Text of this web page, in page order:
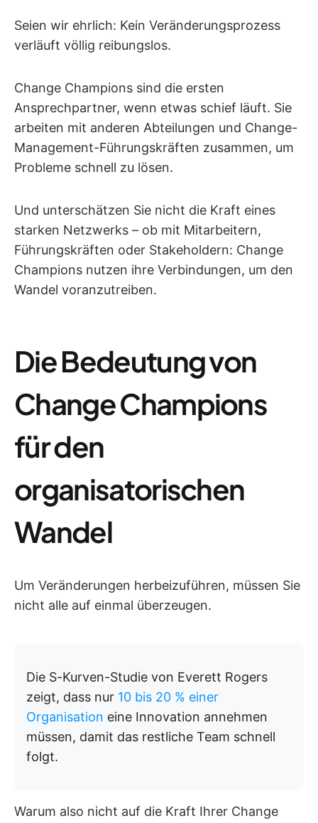
Seien wir ehrlich: Kein Veränderungsprozess
verläuft völlig reibungslos.
Change Champions sind die ersten
Ansprechpartner, wenn etwas schief läuft. Sie
arbeiten mit anderen Abteilungen und Change-
Management-Führungskräften zusammen, um
Probleme schnell zu lösen.
Und unterschätzen Sie nicht die Kraft eines
starken Netzwerks – ob mit Mitarbeitern,
Führungskräften oder Stakeholdern: Change
Champions nutzen ihre Verbindungen, um den
Wandel voranzutreiben.
Die Bedeutung von
Change Champions
für den
organisatorischen
Wandel
Um Veränderungen herbeizuführen, müssen Sie
nicht alle auf einmal überzeugen.
Die S-Kurven-Studie von Everett Rogers
zeigt, dass nur 10 bis 20 % einer
Organisation eine Innovation annehmen
müssen, damit das restliche Team schnell
folgt.
Warum also nicht auf die Kraft Ihrer Change